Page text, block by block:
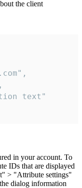
the client
text"
in your account. To
IDs that are displayed
> "Attribute settings"
dialog information